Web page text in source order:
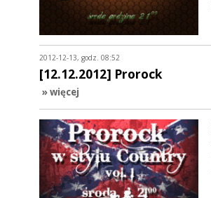
2012-12-13, godz. 08:52
[12.12.2012] Prorock
» więcej